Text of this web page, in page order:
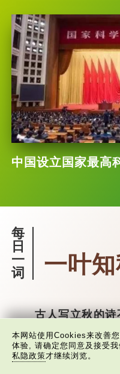
中国设立国家最高
每
日
一
词
一叶
古人写立秋的诗不
成语“一叶知秋”拉
这首就是宋·刘翰
本网站使用Cookies来改善
体验, 请确定您同意及接受我
私隐政策才继续浏览。